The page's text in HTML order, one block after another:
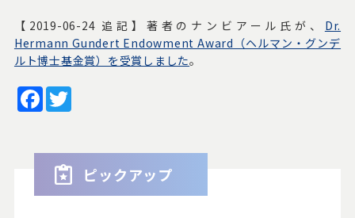
【2019-06-24 追記】著者のナンビアール氏が、 Dr.
Hermann Gundert Endowment Award（ヘルマン・グンデ
ルト博士基金賞）を受賞しました。
Facebook
Twitter
ピックアップ